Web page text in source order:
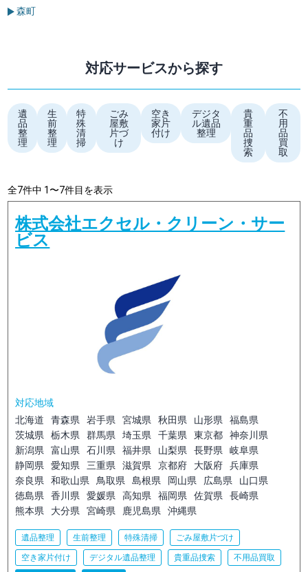
森町
対応サービスから探す
遺
品
整
理
生
前
整
理
特
殊
清
掃
ごみ
屋敷
片づ
け
空き
家片
付け
デジタ
ル遺品
整理
貴
重
品
捜
索
不
用
品
買
取
全7件中 1〜7件目を表示
株式会社エクセル・クリーン・サー
ビス
対応地域
北海道
青森県 岩手県 宮城県 秋田県 山形県
福島県
茨城県
栃木県 群馬県 埼玉県 千葉県 東京都
神奈川県
新潟県
富山県 石川県 福井県 山梨県 長野県
岐阜県
静岡県
愛知県 三重県 滋賀県 京都府 大阪府
兵庫県
奈良県
和歌山県 鳥取県 島根県 岡山県 広島県
山口県
徳島県
香川県 愛媛県 高知県 福岡県 佐賀県
長崎県
熊本県
大分県 宮崎県 鹿児島県 沖縄県
遺品整理 生前整理 特殊清掃 ごみ屋敷片づけ
空き家片付け デジタル遺品整理 貴重品捜索
不用品買取